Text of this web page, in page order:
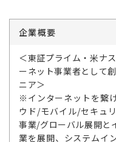
企業概要
＜東証プライム・米ナ
ーネット事業者として
ニア＞
※インターネットを繋
ウド/モバイル/セキュ
事業/グローバル展開と
業を展開、システムイ